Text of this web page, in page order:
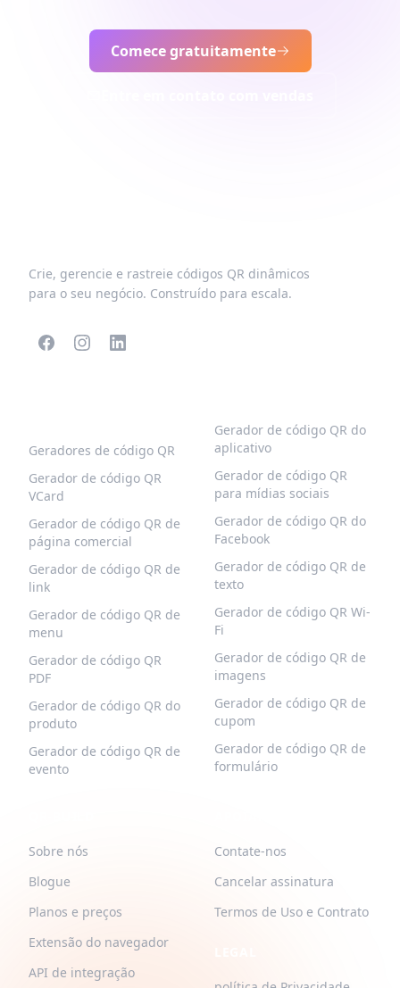
Comece gratuitamente
Crie, gerencie e rastreie códigos QR dinâmicos
para o seu negócio. Construído para escala.
Geradores de código QR
Gerador de código QR
VCard
Gerador de código QR de
página comercial
Gerador de código QR de
link
Gerador de código QR de
menu
Gerador de código QR
PDF
Gerador de código QR do
produto
Gerador de código QR de
evento
Gerador de código QR do
aplicativo
Gerador de código QR
para mídias sociais
Gerador de código QR do
Facebook
Gerador de código QR de
texto
Gerador de código QR Wi-
Fi
Gerador de código QR de
imagens
Gerador de código QR de
cupom
Gerador de código QR de
formulário
Sobre nós
Blogue
Planos e preços
Extensão do navegador
API de integração
Contate-nos
Cancelar assinatura
Termos de Uso e Contrato